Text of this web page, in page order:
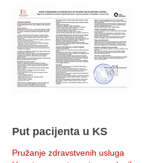
Put pacijenta u KS
Pružanje zdravstvenih usluga